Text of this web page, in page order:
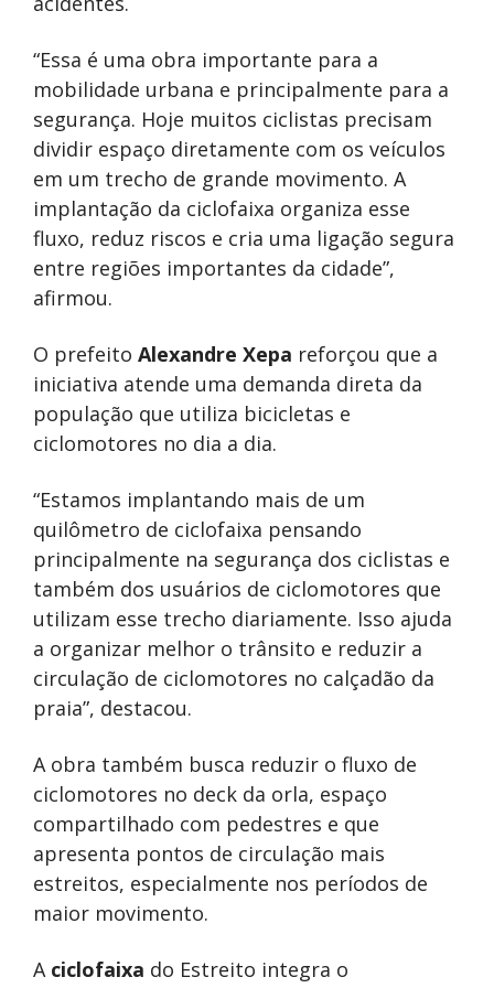
“Essa é uma obra importante para a
mobilidade urbana e principalmente para a
segurança. Hoje muitos ciclistas precisam
dividir espaço diretamente com os veículos
em um trecho de grande movimento. A
implantação da ciclofaixa organiza esse
fluxo, reduz riscos e cria uma ligação segura
entre regiões importantes da cidade”,
afirmou.
O prefeito Alexandre Xepa reforçou que a
iniciativa atende uma demanda direta da
população que utiliza bicicletas e
ciclomotores no dia a dia.
“Estamos implantando mais de um
quilômetro de ciclofaixa pensando
principalmente na segurança dos ciclistas e
também dos usuários de ciclomotores que
utilizam esse trecho diariamente. Isso ajuda
a organizar melhor o trânsito e reduzir a
circulação de ciclomotores no calçadão da
praia”, destacou.
A obra também busca reduzir o fluxo de
ciclomotores no deck da orla, espaço
compartilhado com pedestres e que
apresenta pontos de circulação mais
estreitos, especialmente nos períodos de
maior movimento.
A ciclofaixa do Estreito integra o